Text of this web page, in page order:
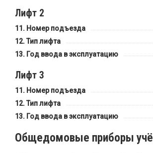
Лифт 2
Номер подъезда
Тип лифта
Год ввода в эксплуатацию
Лифт 3
Номер подъезда
Тип лифта
Год ввода в эксплуатацию
Общедомовые приборы